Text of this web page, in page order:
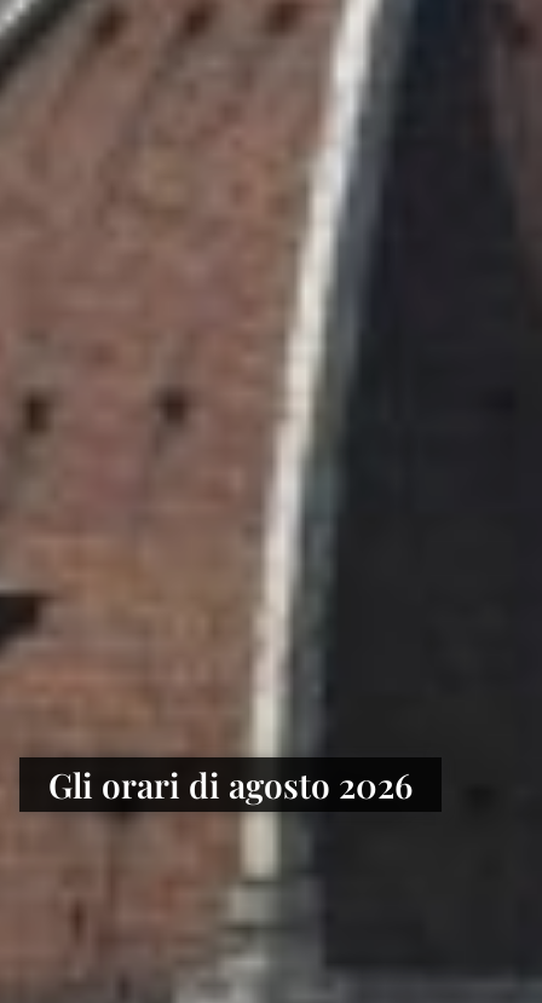
Gli orari di agosto 2026
Alla Biblioteca nazionale
centrale di Firenze il Fondo
Gianni Bono